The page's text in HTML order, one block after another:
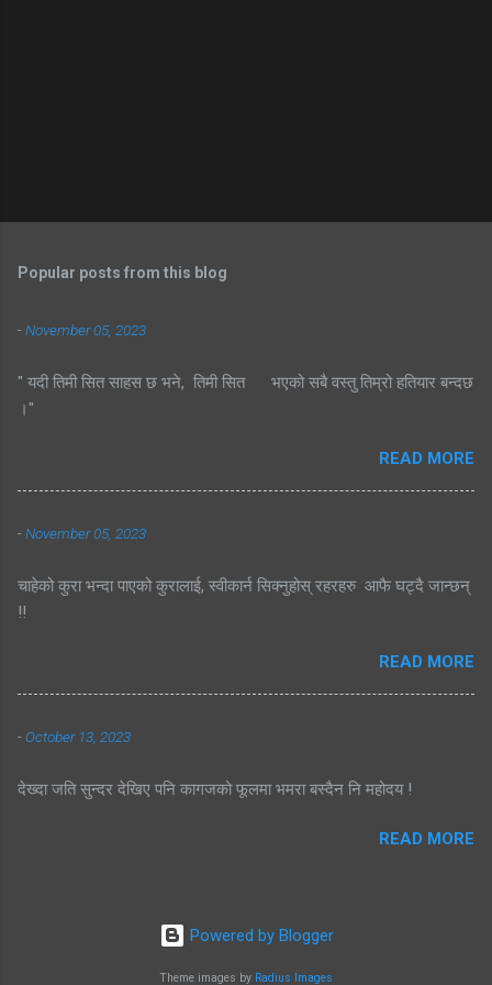
Popular posts from this blog
-November 05, 2023
" यदी तिमी सित साहस छ भने, तिमी सित भएको सबै वस्तु तिम्रो हतियार बन्दछ
।"
READ MORE
-November 05, 2023
चाहेको कुरा भन्दा पाएको कुरालाई, स्वीकार्न सिक्नुहोस् रहरहरु आफै घट्दै जान्छन्
!!
READ MORE
-October 13, 2023
देख्दा जति सुन्दर देखिए पनि कागजको फूलमा भमरा बस्दैन नि महोदय !
READ MORE
Powered by Blogger
Theme images by Radius Images